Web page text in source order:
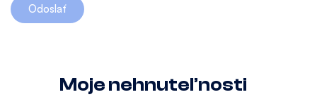
Odoslať
Moje nehnuteľnosti